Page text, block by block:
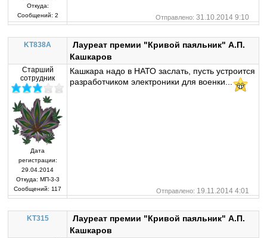
Откуда:
Сообщений: 2 Отправлено: 31.10.2014 9:10
KT838A
Лауреат премии "Кривой паяльник" А.П.
Кашкаров
Старший
сотрудник
Дата
регистрации:
29.04.2014
Откуда: МП-3-3
Сообщений: 117
Кашкара надо в НАТО заслать, пусть устроится
разработчиком электроники для военки...
Отправлено: 19.11.2014 4:01
KT315
Лауреат премии "Кривой паяльник" А.П.
Кашкаров